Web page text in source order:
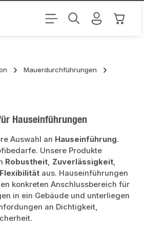
Mauerdurchführungen
Hauseinführungen
Auswahl an Hauseinführung.
Unsere Produkte
Robustheit, Zuverlässigkeit,
Flexibilität aus. Hauseinführungen
konkreten Anschlussbereich für
in ein Gebäude und unterliegen
an Dichtigkeit,